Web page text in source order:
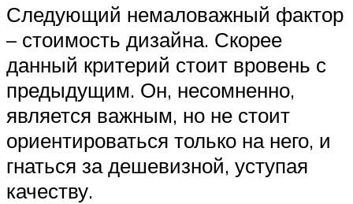
Следующий немаловажный фактор
– стоимость дизайна. Скорее
данный критерий стоит вровень с
предыдущим. Он, несомненно,
является важным, но не стоит
ориентироваться только на него, и
гнаться за дешевизной, уступая
качеству.